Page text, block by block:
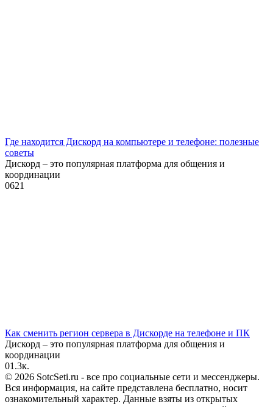
Где находится Дискорд на компьютере и телефоне: полезные
советы
Дискорд – это популярная платформа для общения и
координации
0621
Как сменить регион сервера в Дискорде на телефоне и ПК
Дискорд – это популярная платформа для общения и
координации
01.3к.
© 2026 SotcSeti.ru - все про социальные сети и мессенджеры.
Вся информация, на сайте представлена бесплатно, носит
ознакомительный характер. Данные взяты из открытых